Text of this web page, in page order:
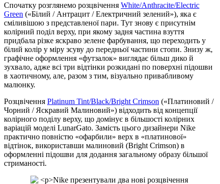
Спочатку розглянемо розцвічення White/Anthracite/Electric
Green («Білий / Антрацит / Електричний зелений»), яка є
сміливішою з представленої пари. Тут знову є присутнім
колірний поділ верху, при якому задня частина взуття
придбала різке яскраво зелене фарбування, що переходить у
білий колір у міру зсуву до передньої частини стопи. Знизу ж,
графічне оформлення «футзалок» виглядає більш дико й
зухвало, адже всі три відтінки розкидані по поверхні підошви
в хаотичному, але, разом з тим, візуально привабливому
малюнку.
Розцвічення Platinum Tint/Black/Bright Crimson («Платиновий /
Чорний / Яскравий Малиновий») відходить від концепції
колірного поділу верху, що домінує в більшості колірних
варіацій моделі LunarGato. Замість цього дизайнери Nike
практично повністю «офарбили» верх в «платинової»
відтінок, використавши малиновий (Bright Crimson) в
оформленні підошви для додання загальному образу більшої
стриманості.